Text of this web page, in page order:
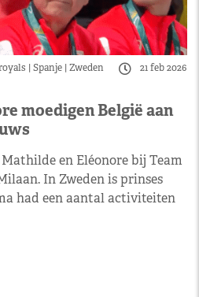
Spanje Zweden
21 feb 2026
moedigen België aan
en Eléonore bij Team
In Zweden is prinses
had een aantal activiteiten